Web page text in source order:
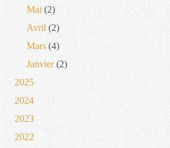
Mai (2)
Avril (2)
Mars (4)
Janvier(2)
2025
2024
2023
2022